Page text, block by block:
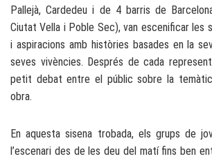
Pallejà, Cardedeu i de 4 barris de
Ciutat Vella i Poble Sec), van escenificar les
i aspiracions amb històries basades en la
seves vivències. Després de cada
petit debat entre el públic sobre la
obra.
En aquesta sisena trobada, els grups de
l’escenari des de les deu del matí fins ben